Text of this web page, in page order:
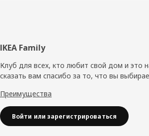
Нижний
колонтитул
IKEA Family
Клуб для всех, кто любит свой дом и это
сказать вам спасибо за то, что вы
Преимущества
Войти или зарегистрироваться